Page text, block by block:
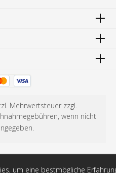
Mehrwertsteuer zzgl.
wenn nicht
um eine bestmögliche